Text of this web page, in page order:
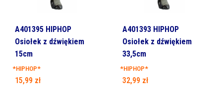
A401395 HIPHOP
Osiołek z dźwiękiem
15cm
*HIPHOP*
15,99 zł
A401393 HIPHOP
Osiołek z dźwiękiem
33,5cm
*HIPHOP*
32,99 zł